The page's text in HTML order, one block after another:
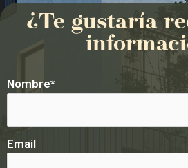
¿Te gustaría
Nombre*
Email